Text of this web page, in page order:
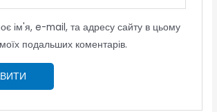
ім'я, e-mail, та адресу сайту в цьому
подальших коментарів.